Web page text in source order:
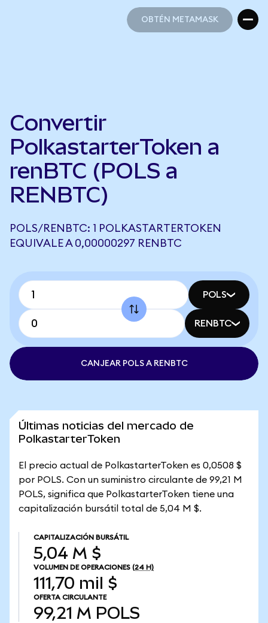
OBTÉN METAMASK
Convertir
PolkastarterToken a
renBTC (POLS a
RENBTC)
POLS/RENBTC: 1 POLKASTARTERTOKEN
EQUIVALE A 0,00000297 RENBTC
POLS
RENBTC
CANJEAR POLS A RENBTC
Últimas noticias del mercado de
PolkastarterToken
El precio actual de PolkastarterToken es 0,0508 $
por POLS. Con un suministro circulante de 99,21 M
POLS, significa que PolkastarterToken tiene una
capitalización bursátil total de 5,04 M $.
CAPITALIZACIÓN BURSÁTIL
5,04 M $
VOLUMEN DE OPERACIONES (24 H)
111,70 mil $
OFERTA CIRCULANTE
99,21 M POLS